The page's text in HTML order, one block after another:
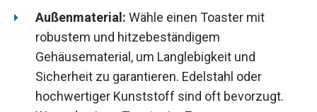
Außenmaterial: Wähle einen Toaster mit
robustem und hitzebeständigem
Gehäusematerial, um Langlebigkeit und
Sicherheit zu garantieren. Edelstahl oder
hochwertiger Kunststoff sind oft bevorzugt.